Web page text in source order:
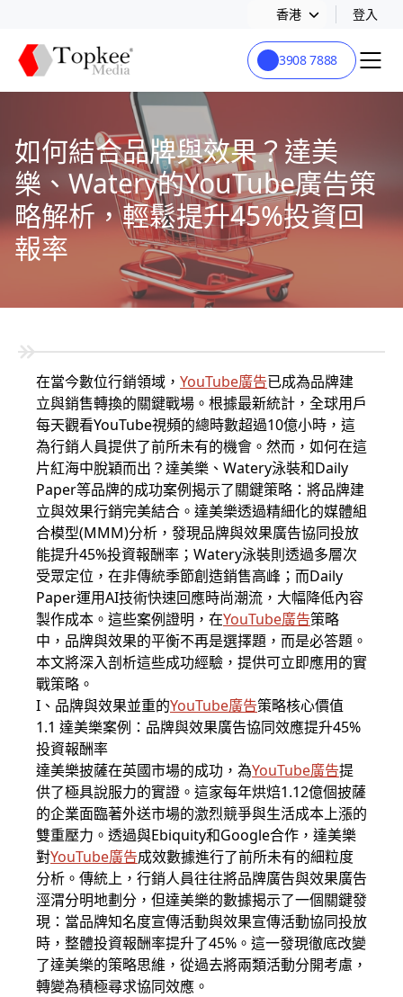
香港 登入
3908 7888
如何結合品牌與效果？達美
樂、Watery的YouTube廣告策
略解析，輕鬆提升45%投資回
報率
在當今數位行銷領域， YouTube廣告已成為品牌建
立與銷售轉換的關鍵戰場。根據最新統計，全球用戶
每天觀看YouTube視頻的總時數超過10億小時，這
為行銷人員提供了前所未有的機會。然而，如何在這
片紅海中脫穎而出？達美樂、Watery泳裝和Daily
Paper等品牌的成功案例揭示了關鍵策略：將品牌建
立與效果行銷完美結合。達美樂透過精細化的媒體組
合模型(MMM)分析，發現品牌與效果廣告協同投放
能提升45%投資報酬率；Watery泳裝則透過多層次
受眾定位，在非傳統季節創造銷售高峰；而Daily
Paper運用AI技術快速回應時尚潮流，大幅降低內容
製作成本。這些案例證明，在YouTube廣告策略
中，品牌與效果的平衡不再是選擇題，而是必答題。
本文將深入剖析這些成功經驗，提供可立即應用的實
戰策略。
I、品牌與效果並重的YouTube廣告策略核心價值
1.1 達美樂案例：品牌與效果廣告協同效應提升45%
投資報酬率
達美樂披薩在英國市場的成功，為YouTube廣告提
供了極具說服力的實證。這家每年烘焙1.12億個披薩
的企業面臨著外送市場的激烈競爭與生活成本上漲的
雙重壓力。透過與Ebiquity和Google合作，達美樂
對YouTube廣告成效數據進行了前所未有的細粒度
分析。傳統上，行銷人員往往將品牌廣告與效果廣告
涇渭分明地劃分，但達美樂的數據揭示了一個關鍵發
現：當品牌知名度宣傳活動與效果宣傳活動協同投放
時，整體投資報酬率提升了45%。這一發現徹底改變
了達美樂的策略思維，從過去將兩類活動分開考慮，
轉變為積極尋求協同效應。